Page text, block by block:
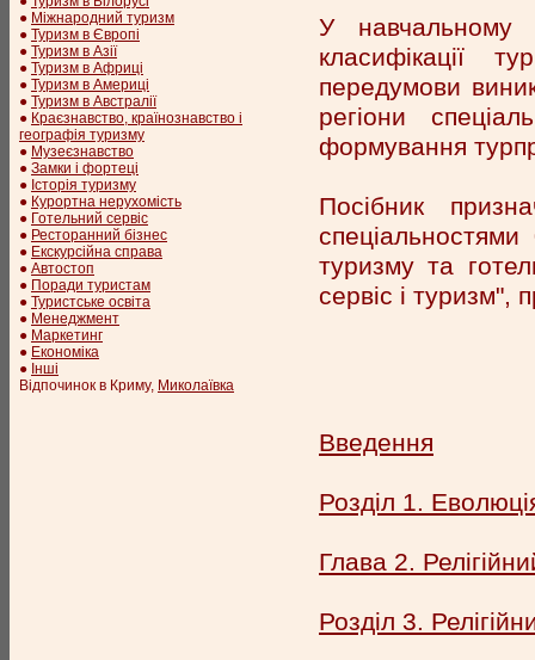
● Міжнародний туризм
● Туризм в Європі
● Туризм в Азії
● Туризм в Африці
● Туризм в Америці
● Туризм в Австралії
● Краєзнавство, країнознавство і
географія туризму
● Музеєзнавство
● Замки і фортеці
● Історія туризму
● Курортна нерухомість
● Готельний сервіс
● Ресторанний бізнес
● Екскурсійна справа
● Автостоп
● Поради туристам
● Туристське освіта
● Менеджмент
● Маркетинг
● Економіка
● Інші
Відпочинок в Криму, Миколаївка
У навчальному
класифікації
передумови
регіони
формування
Посібник
туризму та
сервіс і туризм",
Введення
Розділ 1.
Глава 2.
Розділ 3.